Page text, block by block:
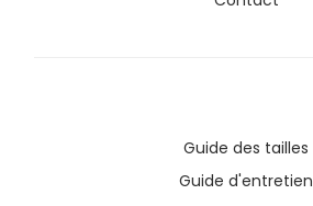
Guide des tailles
Guide d'entretien